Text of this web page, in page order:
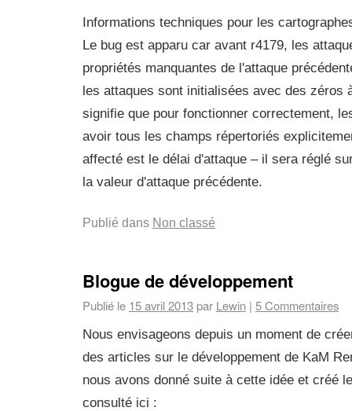
Informations techniques pour les
Le bug est apparu car avant r4179, les
propriétés manquantes de l'attaque
les attaques sont initialisées avec des zéros
signifie que pour fonctionner correctement,
avoir tous les champs répertoriés
affecté est le délai d'attaque – il sera réglé
la valeur d'attaque précédente.
Publié dans Non classé
Blogue de développement
Publié le 15 avril 2013 par Lewin | 5 Commentaires
Nous envisageons depuis un moment de
des articles sur le développement de KaM
nous avons donné suite à cette idée et créé
consulté ici :